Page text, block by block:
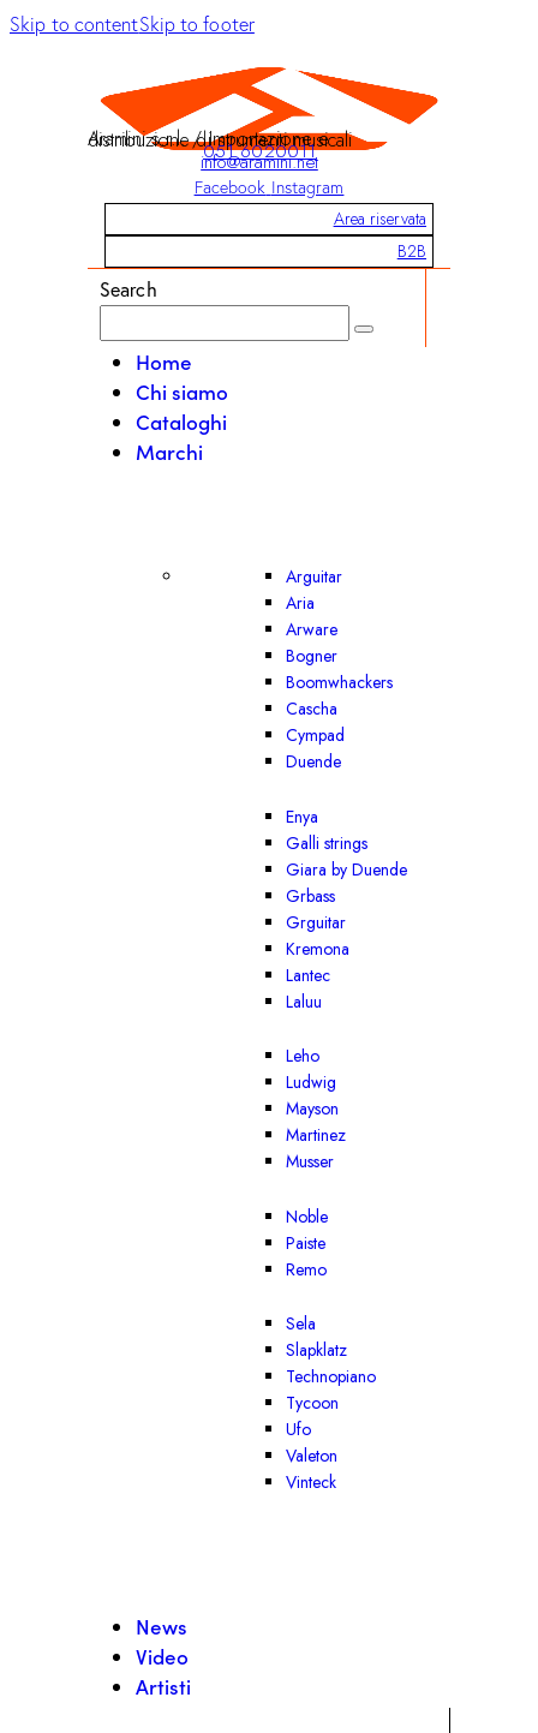
Skip to contentSkip to footer
Aramini s.r.l. / Importazione e distribuzione di strumenti musicali
051 6020011
info@aramini.net
Facebook Instagram
Area riservata
B2B
Search
Home
Chi siamo
Cataloghi
Marchi
Arguitar
Aria
Arware
Bogner
Boomwhackers
Cascha
Cympad
Duende
Enya
Galli strings
Giara by Duende
Grbass
Grguitar
Kremona
Lantec
Laluu
Leho
Ludwig
Mayson
Martinez
Musser
Noble
Paiste
Remo
Sela
Slapklatz
Technopiano
Tycoon
Ufo
Valeton
Vinteck
News
Video
Artisti